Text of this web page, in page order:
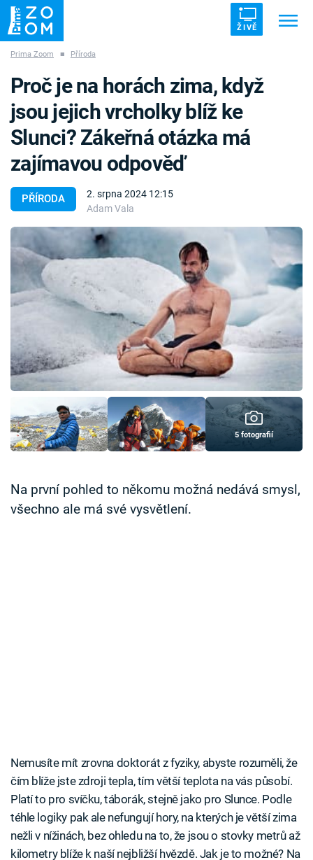
ŽIVĚ
ZÁHADY VETŘELCI DÁVNOVĚKU
Témata
Témata
Pořady
TV Program
Sledujte prima+
Přihlášení
Prima Zoom ■ Příroda
PŘÍRODA
2. srpna 2024 12:15
Adam Vala
Proč je na horách zima, když
jsou jejich vrcholky blíž ke
Slunci? Zákeřná otázka má
zajímavou odpověď
5 fotografií
Na první pohled to někomu možná nedává smysl,
všechno ale má své vysvětlení.
Nemusíte mít zrovna doktorát z fyziky, abyste rozuměli, že
čím blíže jste zdroji tepla, tím větší teplota na vás působí.
Platí to pro svíčku, táborák, stejně jako pro Slunce. Podle
téhle logiky pak ale nefungují hory, na kterých je větší zima
nežli v nížinách, bez ohledu na to, že jsou o stovky metrů až
kilometry blíže k naší nejbližší hvězdě. Jak je to možné? Na